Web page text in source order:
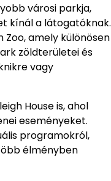
városi parkja,
kínál a látogatóknak.
amely különösen
zöldterületei és
vagy
House is, ahol
eseményeket.
programokról,
élményben